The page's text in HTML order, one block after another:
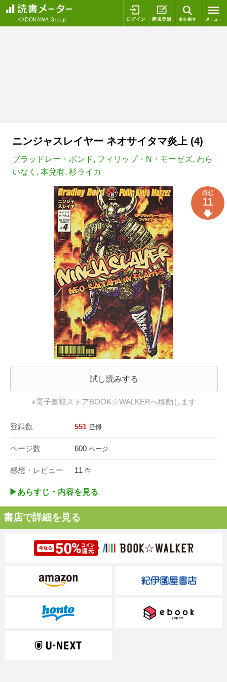
ログイン 新規登録
ニンジャスレイヤー ネオサイタマ炎上 (4)
ブラッドレー・ボンド, フィリップ・N・モーゼズ, わら
いなく , 本兌有, 杉ライカ
試し読みする
※電子書籍ストアBOOK☆WALKERへ移動します
登録数 551 登録
ページ数 600 ページ
感想・レビュー 11 件
感想
11
▶︎あらすじ・内容を見る
書店で詳細を見る